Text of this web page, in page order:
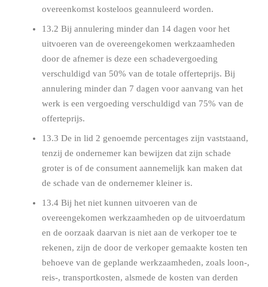
overeenkomst kosteloos geannuleerd worden.
13.2 Bij annulering minder dan 14 dagen voor het
uitvoeren van de overeengekomen werkzaamheden
door de afnemer is deze een schadevergoeding
verschuldigd van 50% van de totale offerteprijs. Bij
annulering minder dan 7 dagen voor aanvang van het
werk is een vergoeding verschuldigd van 75% van de
offerteprijs.
13.3 De in lid 2 genoemde percentages zijn vaststaand,
tenzij de ondernemer kan bewijzen dat zijn schade
groter is of de consument aannemelijk kan maken dat
de schade van de ondernemer kleiner is.
13.4 Bij het niet kunnen uitvoeren van de
overeengekomen werkzaamheden op de uitvoerdatum
en de oorzaak daarvan is niet aan de verkoper toe te
rekenen, zijn de door de verkoper gemaakte kosten ten
behoeve van de geplande werkzaamheden, zoals loon-,
reis-, transportkosten, alsmede de kosten van derden